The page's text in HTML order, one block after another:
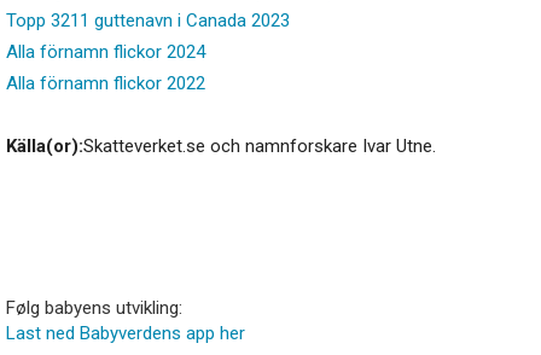
Topp 3211 guttenavn i Canada 2023
Alla förnamn flickor 2024
Alla förnamn flickor 2022
Källa(or):Skatteverket.se och namnforskare Ivar Utne.
Følg babyens utvikling:
Last ned Babyverdens app her